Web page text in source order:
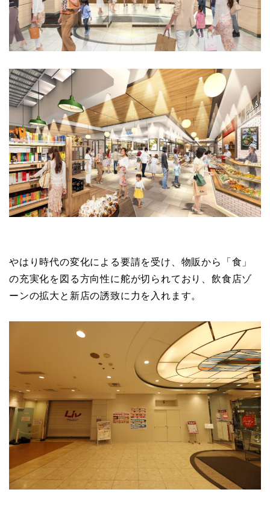
やはり時代の変化による要請を受け、物販から「食」
の充実化を図る方向性に舵が切られており、飲食店ゾ
ーンの拡大と新店の誘致に力を入れます。